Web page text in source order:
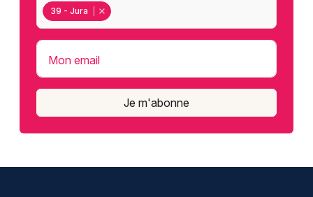
39 - Jura
Mon email
Je m'abonne